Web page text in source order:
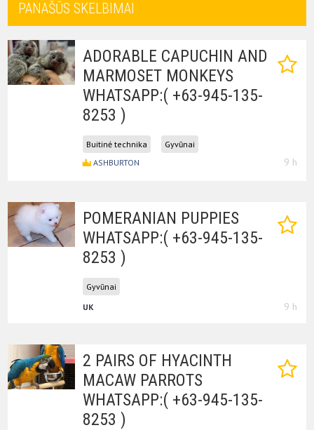
PANAŠŪS SKELBIMAI
9 h
ADORABLE CAPUCHIN AND
MARMOSET MONKEYS
WHATSAPP:( +63-945-135-
8253 )
Buitinė technika
Gyvūnai
ASHBURTON
9 h
POMERANIAN PUPPIES
WHATSAPP:( +63-945-135-
8253 )
Gyvūnai
UK
2 PAIRS OF HYACINTH
MACAW PARROTS
WHATSAPP:( +63-945-135-
8253 )